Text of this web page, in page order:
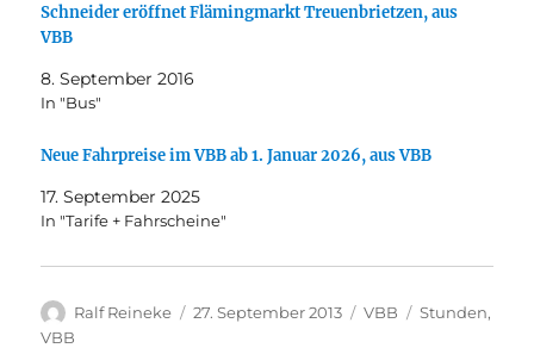
Schneider eröffnet Flämingmarkt Treuenbrietzen, aus
VBB
8. September 2016
In "Bus"
Neue Fahrpreise im VBB ab 1. Januar 2026, aus VBB
17. September 2025
In "Tarife + Fahrscheine"
Autor
Ralf Reineke
Veröffentlicht
27. September 2013 Kategorien
VBB Schlagwörter
Stunden,
VBB